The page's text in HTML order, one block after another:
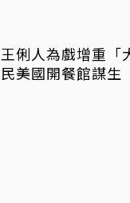
王俐人為戲增重「
民美國開餐館謀生